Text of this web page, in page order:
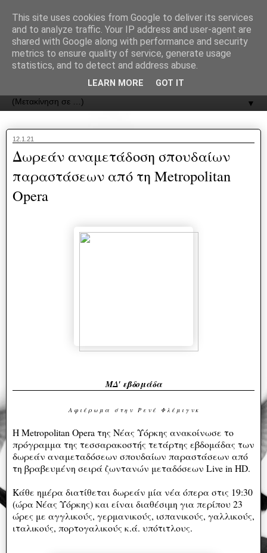
ΟΔΟΣ
▼
12.1.21
Δωρεάν αναμετάδοση σπουδαίων
παραστάσεων από τη Metropolitan
Opera
ΜΔ' εβδομάδα
Α φ ι έ ρ ω μ α σ τ η ν Ρ ε ν έ Φ λ έ μ ι γ ν κ
Η Metropolitan Opera της Νέας Υόρκης ανακοίνωσε το
πρόγραμμα της τεσσαρακοστής τετάρτης εβδομάδας των
δωρεάν αναμεταδόσεων σπουδαίων παραστάσεων από
τη βραβευμένη σειρά ζωντανών μεταδόσεων Live in HD.
Κάθε ημέρα διατίθεται δωρεάν μία νέα όπερα στις 19:30
(ώρα Νέας Υόρκης) και είναι διαθέσιμη για περίπου 23
ώρες με αγγλικούς, γερμανικούς, ισπανικούς, γαλλικούς,
ιταλικούς, πορτογαλικούς κ.ά. υπότιτλους.
This site uses cookies from Google to deliver its services
and to analyze traffic. Your IP address and user-agent are
shared with Google along with performance and security
metrics to ensure quality of service, generate usage
statistics, and to detect and address abuse.
LEARN MORE GOT IT